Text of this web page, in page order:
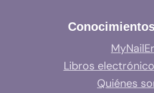
Libros
Quiénes